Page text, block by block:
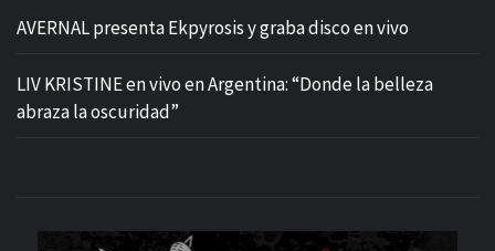
AVERNAL presenta Ekpyrosis y graba disco en vivo
LIV KRISTINE en vivo en Argentina: “Donde la belleza
abraza la oscuridad”